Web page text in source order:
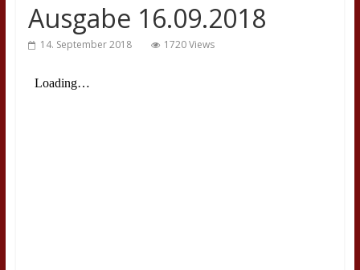
Ausgabe 16.09.2018
14. September 2018 1720 Views